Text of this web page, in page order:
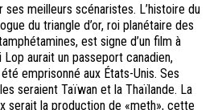
meilleurs scénaristes. L’histoire du
du triangle d’or, roi planétaire des
est signe d’un film à
aurait un passeport canadien,
emprisonné aux États-Unis. Ses
seraient Taïwan et la Thaïlande. La
serait la production de «meth», cette